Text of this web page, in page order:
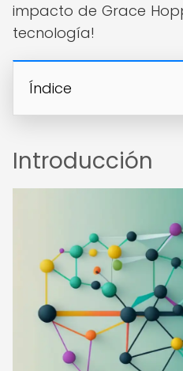
impacto de Grace
tecnología!
Índice
Introducción